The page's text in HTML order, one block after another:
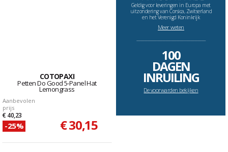
COTOPAXI
Petten Do Good 5-Panel Hat
Lemongrass
Aanbevolen
prijs
€ 40,23
-25% € 30,15
Geldig voor leveringen in Europa met
uitzondering van Corsica, Zwitserland
en het Verenigd Koninkrijk
Meer weten
--------------------------------------------------------------------
100
DAGEN
INRUILING
De voorwarden bekijken